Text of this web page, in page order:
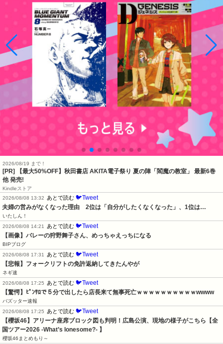
2026/08/19 まで！
[PR] 【最大50%OFF】秋田書店 AKITA電子祭り 夏の陣「閻魔の教室」 最新6巻
他 発売!
Kindleストア
2026/08/08 13:32
あとで読む 🐦Tweet
夫婦の営みがなくなった理由　2位は「自分がしたくなくなった」、1位は…
いたしん！
2026/08/08 14:21
あとで読む 🐦Tweet
【画像】バレーの狩野舞子さん、めっちゃえっちになる
BIPブログ
2026/08/08 17:31
あとで読む 🐦Tweet
【悲報】フォークリフトの免許返納してきたんやが
ネギ速
2026/08/08 17:25
あとで読む 🐦Tweet
【驚愕】ﾋﾟﾝｻﾛで５分で出したら店長来て無事死亡ｗｗｗｗｗｗｗｗｗｗwwww
バズッター速報
2026/08/08 17:25
あとで読む 🐦Tweet
【櫻坂46】アリーナ座席ブロック図も判明！広島公演、現地の様子がこちら【全
国ツアー2026 -What’s lonesome?- 】
櫻坂46まとめもり～